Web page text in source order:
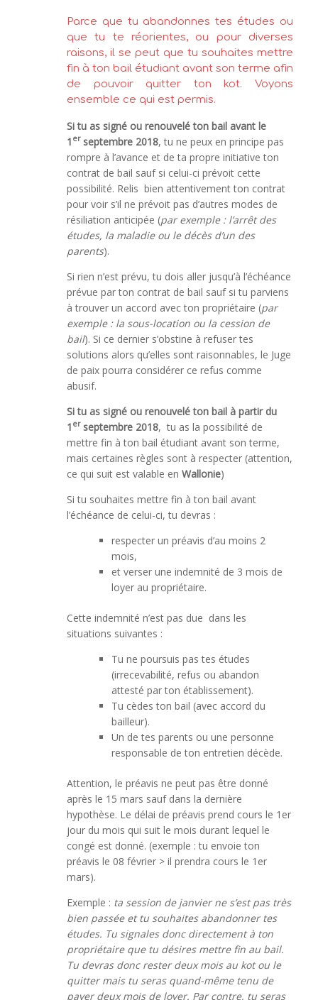
Parce que tu abandonnes tes études ou
que tu te réorientes, ou pour diverses
raisons, il se peut que tu souhaites mettre
fin à ton bail étudiant avant son terme afin
de pouvoir quitter ton kot. Voyons
ensemble ce qui est permis.
Si tu as signé ou renouvelé ton bail avant le
1 erseptembre 2018, tu ne peux en principe pas
rompre à l’avance et de ta propre initiative ton
contrat de bail sauf si celui-ci prévoit cette
possibilité. Relis bien attentivement ton contrat
pour voir s’il ne prévoit pas d’autres modes de
résiliation anticipée (par exemple : l’arrêt des
études, la maladie ou le décès d’un des
parents).
Si rien n’est prévu, tu dois aller jusqu’à l’échéance
prévue par ton contrat de bail sauf si tu parviens
à trouver un accord avec ton propriétaire (par
exemple : la sous-location ou la cession de
bail). Si ce dernier s’obstine à refuser tes
solutions alors qu’elles sont raisonnables, le Juge
de paix pourra considérer ce refus comme
abusif.
Si tu as signé ou renouvelé ton bail à partir du
1 erseptembre 2018, tu as la possibilité de
mettre fin à ton bail étudiant avant son terme,
mais certaines règles sont à respecter (attention,
ce qui suit est valable en Wallonie)
Si tu souhaites mettre fin à ton bail avant
l’échéance de celui-ci, tu devras :
respecter un préavis d’au moins 2
mois,
et verser une indemnité de 3 mois de
loyer au propriétaire.
Cette indemnité n’est pas due dans les
situations suivantes :
Tu ne poursuis pas tes études
(irrecevabilité, refus ou abandon
attesté par ton établissement).
Tu cèdes ton bail (avec accord du
bailleur).
Un de tes parents ou une personne
responsable de ton entretien décède.
Attention, le préavis ne peut pas être donné
après le 15 mars sauf dans la dernière
hypothèse. Le délai de préavis prend cours le 1er
jour du mois qui suit le mois durant lequel le
congé est donné. (exemple : tu envoie ton
préavis le 08 février > il prendra cours le 1er
mars).
Exemple : ta session de janvier ne s’est pas très
bien passée et tu souhaites abandonner tes
études. Tu signales donc directement à ton
propriétaire que tu désires mettre fin au bail.
Tu devras donc rester deux mois au kot ou le
quitter mais tu seras quand-même tenu de
payer deux mois de loyer. Par contre, tu seras